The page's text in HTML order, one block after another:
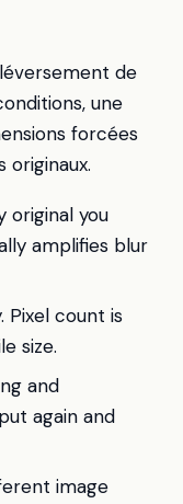
de
une
forcées
you
amplifies blur
Pixel count is
size.
and
again and
image